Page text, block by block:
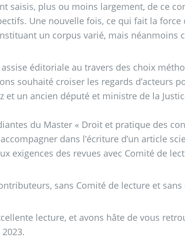
saisis, plus ou moins largement, de ce
Une nouvelle fois, ce qui fait la force
un corpus varié, mais néanmoins
éditoriale au travers des choix
souhaité croiser les regards d’acteurs
un ancien député et ministre de la
du Master « Droit et pratique des
dans l’écriture d’un article
exigences des revues avec Comité de
sans Comité de lecture et
lecture, et avons hâte de vous